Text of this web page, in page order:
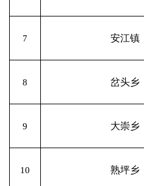
7 安江镇
8 岔头乡
9 大崇乡
10 熟坪乡